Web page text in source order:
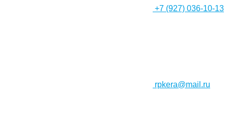
+7 (927) 036-10-13
rpkera@mail.ru